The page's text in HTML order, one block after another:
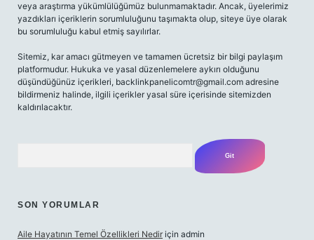
veya araştırma yükümlülüğümüz bulunmamaktadır. Ancak, üyelerimiz
yazdıkları içeriklerin sorumluluğunu taşımakta olup, siteye üye olarak
bu sorumluluğu kabul etmiş sayılırlar.
Sitemiz, kar amacı gütmeyen ve tamamen ücretsiz bir bilgi paylaşım
platformudur. Hukuka ve yasal düzenlemelere aykırı olduğunu
düşündüğünüz içerikleri, backlinkpanelicomtr@gmail.com adresine
bildirmeniz halinde, ilgili içerikler yasal süre içerisinde sitemizden
kaldırılacaktır.
SON YORUMLAR
Aile Hayatının Temel Özellikleri Nedir için admin